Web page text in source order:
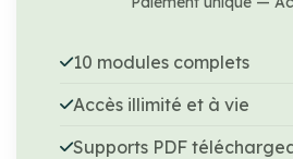
10 modules complets
Accès illimité et à vie
Supports PDF